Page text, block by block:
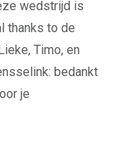
wedstrijd is
thanks to de
Timo, en
bedankt
je